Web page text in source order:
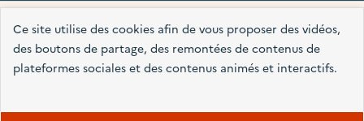
Ce site utilise des cookies afin de vous proposer des vidéos,
des boutons de partage, des remontées de contenus de
plateformes sociales et des contenus animés et interactifs.
Plan du site Mentions légales
Accessibilité : partiellement conforme
Données personnelles
Nous contacter Gestion des cookies